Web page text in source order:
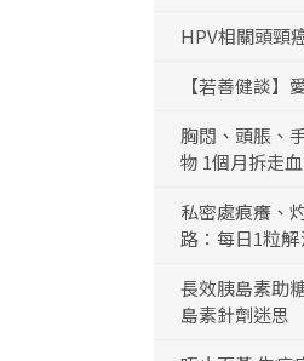
HPV相關頭頸
【若善健談】
胸悶、頭脹、
物 1個月拆走
私密處痕癢、
路：每日1粒
長效胰島素助
島素針劑迷思